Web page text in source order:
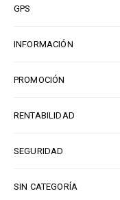
GPS
INFORMACIÓN
PROMOCIÓN
RENTABILIDAD
SEGURIDAD
SIN CATEGORÍA